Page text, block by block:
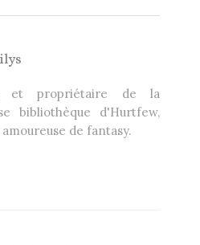
et propriétaire de la
bibliothèque d'Hurtfew,
de fantasy.